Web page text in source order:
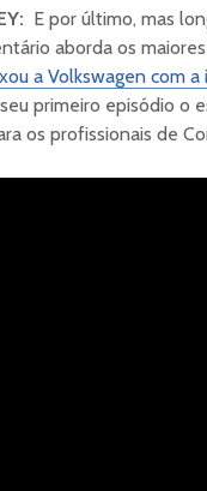
E por último, mas
aborda os
a Volkswagen com a
primeiro episódio o
os profissionais de